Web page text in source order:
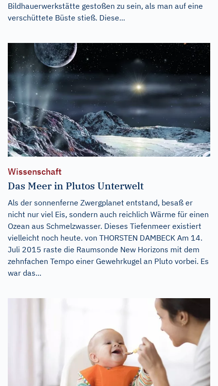
Bildhauerwerkstätte gestoßen zu sein, als man auf eine
verschüttete Büste stieß. Diese...
Wissenschaft
Das Meer in Plutos Unterwelt
Als der sonnenferne Zwergplanet entstand, besaß er
nicht nur viel Eis, sondern auch reichlich Wärme für einen
Ozean aus Schmelzwasser. Dieses Tiefenmeer existiert
vielleicht noch heute. von THORSTEN DAMBECK Am 14.
Juli 2015 raste die Raumsonde New Horizons mit dem
zehnfachen Tempo einer Gewehrkugel an Pluto vorbei. Es
war das...